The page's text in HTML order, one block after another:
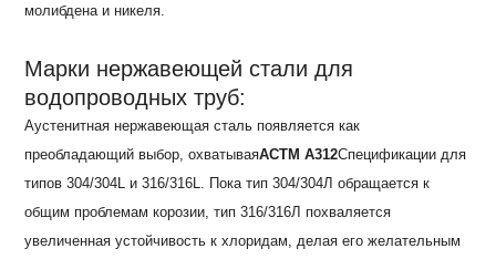
молибдена и никеля.
Марки нержавеющей стали для
водопроводных труб:
Аустенитная нержавеющая сталь появляется как
преобладающий выбор, охватываяАСТМ А312Спецификации для
типов 304/304L и 316/316L. Пока тип 304/304Л обращается к
общим проблемам корозии, тип 316/316Л похваляется
увеличенная устойчивость к хлоридам, делая его желательным